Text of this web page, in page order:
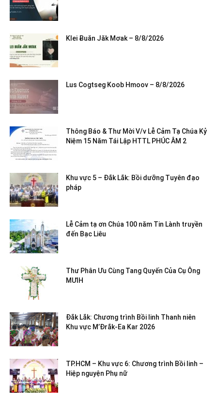
Klei Ƀuăn Jăk Mơak – 8/8/2026
Lus Cogtseg Koob Hmoov – 8/8/2026
Thông Báo & Thư Mời V/v Lễ Cảm Tạ Chúa Kỷ
Niệm 15 Năm Tái Lập HTTL PHÚC ÂM 2
Khu vực 5 – Đắk Lắk: Bồi dưỡng Tuyên đạo
pháp
Lễ Cảm tạ ơn Chúa 100 năm Tin Lành truyền
đến Bạc Liêu
Thư Phân Ưu Cùng Tang Quyến Của Cụ Ông
MƯIH
Đắk Lắk: Chương trình Bồi linh Thanh niên
Khu vực M’Đrắk-Ea Kar 2026
TP.HCM – Khu vực 6: Chương trình Bồi linh –
Hiệp nguyện Phụ nữ